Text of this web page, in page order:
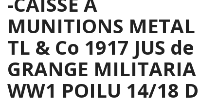
MUNITIONS METAL
TL & Co 1917 JUS de
GRANGE MILITARIA
WW1 POILU 14/18 D